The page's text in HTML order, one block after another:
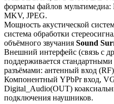
форматы файлов
MKV, JPEG.
Мощность акустической
система обработки
объёмного звучания Sound
Внешний интерфейс (связь с
поддерживается
разъёмами: антенный вход
Компонентный YPbPr вход,
Digital_Audio(OUT)
подключения наушников.